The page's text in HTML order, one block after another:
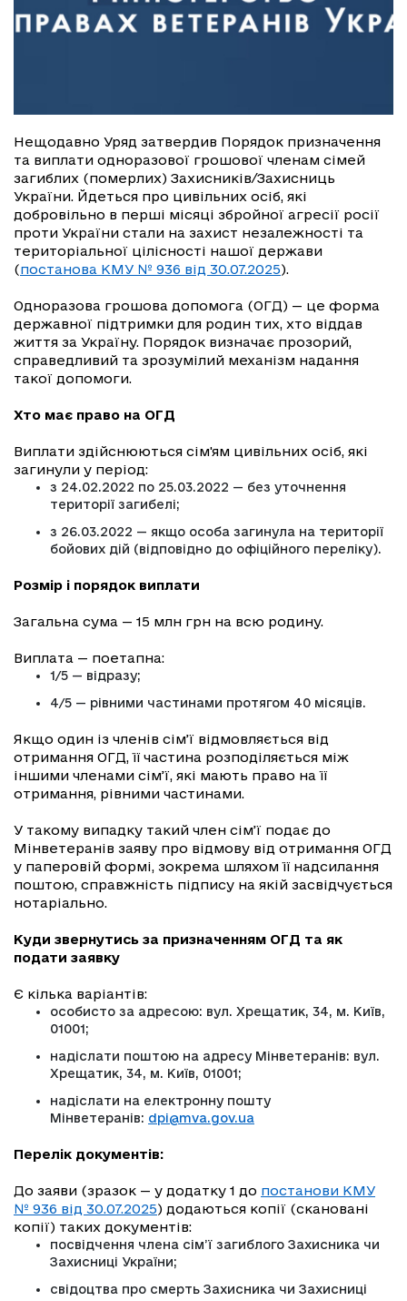
Нещодавно Уряд затвердив Порядок призначення
та виплати одноразової грошової членам сімей
загиблих (померлих) Захисників/Захисниць
України. Йдеться про цивільних осіб, які
добровільно в перші місяці збройної агресії росії
проти України стали на захист незалежності та
територіальної цілісності нашої держави
(постанова КМУ № 936 від 30.07.2025).
Одноразова грошова допомога (ОГД) — це форма
державної підтримки для родин тих, хто віддав
життя за Україну. Порядок визначає прозорий,
справедливий та зрозумілий механізм надання
такої допомоги.
Хто має право на ОГД
Виплати здійснюються сім'ям цивільних осіб, які
загинули у період:
з 24.02.2022 по 25.03.2022 — без уточнення
території загибелі;
з 26.03.2022 — якщо особа загинула на території
бойових дій (відповідно до офіційного переліку).
Розмір і порядок виплати
Загальна сума — 15 млн грн на всю родину.
Виплата — поетапна:
1/5 — відразу;
4/5 — рівними частинами протягом 40 місяців.
Якщо один із членів сім’ї відмовляється від
отримання ОГД, її частина розподіляється між
іншими членами сім’ї, які мають право на її
отримання, рівними частинами.
У такому випадку такий член сім’ї подає до
Мінветеранів заяву про відмову від отримання ОГД
у паперовій формі, зокрема шляхом її надсилання
поштою, справжність підпису на якій засвідчується
нотаріально.
Куди звернутись за призначенням ОГД та як
подати заявку
Є кілька варіантів:
особисто за адресою: вул. Хрещатик, 34, м. Київ,
01001;
надіслати поштою на адресу Мінветеранів: вул.
Хрещатик, 34, м. Київ, 01001;
надіслати на електронну пошту
Мінветеранів: dpi@mva.gov.ua
Перелік документів:
До заяви (зразок — у додатку 1 до постанови КМУ
№ 936 від 30.07.2025) додаються копії (скановані
копії) таких документів:
посвідчення члена сім’ї загиблого Захисника чи
Захисниці України;
свідоцтва про смерть Захисника чи Захисниці